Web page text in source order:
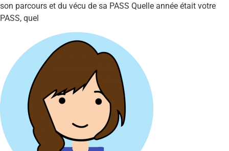
son parcours et du vécu de sa PASS Quelle année était votre
PASS, quel